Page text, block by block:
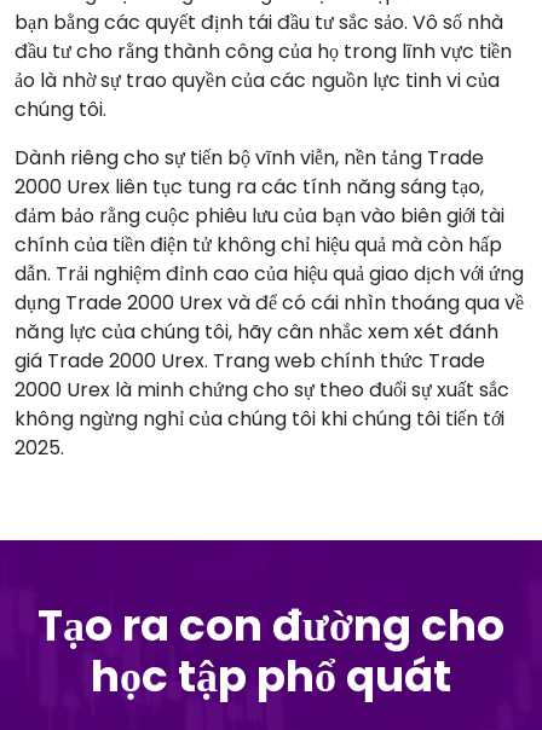
bạn bằng các quyết định tái đầu tư sắc sảo. Vô số nhà
đầu tư cho rằng thành công của họ trong lĩnh vực tiền
ảo là nhờ sự trao quyền của các nguồn lực tinh vi của
chúng tôi.
Dành riêng cho sự tiến bộ vĩnh viễn, nền tảng Trade
2000 Urex liên tục tung ra các tính năng sáng tạo,
đảm bảo rằng cuộc phiêu lưu của bạn vào biên giới tài
chính của tiền điện tử không chỉ hiệu quả mà còn hấp
dẫn. Trải nghiệm đỉnh cao của hiệu quả giao dịch với ứng
dụng Trade 2000 Urex và để có cái nhìn thoáng qua về
năng lực của chúng tôi, hãy cân nhắc xem xét đánh
giá Trade 2000 Urex. Trang web chính thức Trade
2000 Urex là minh chứng cho sự theo đuổi sự xuất sắc
không ngừng nghỉ của chúng tôi khi chúng tôi tiến tới
2025.
Tạo ra con đường cho
học tập phổ quát